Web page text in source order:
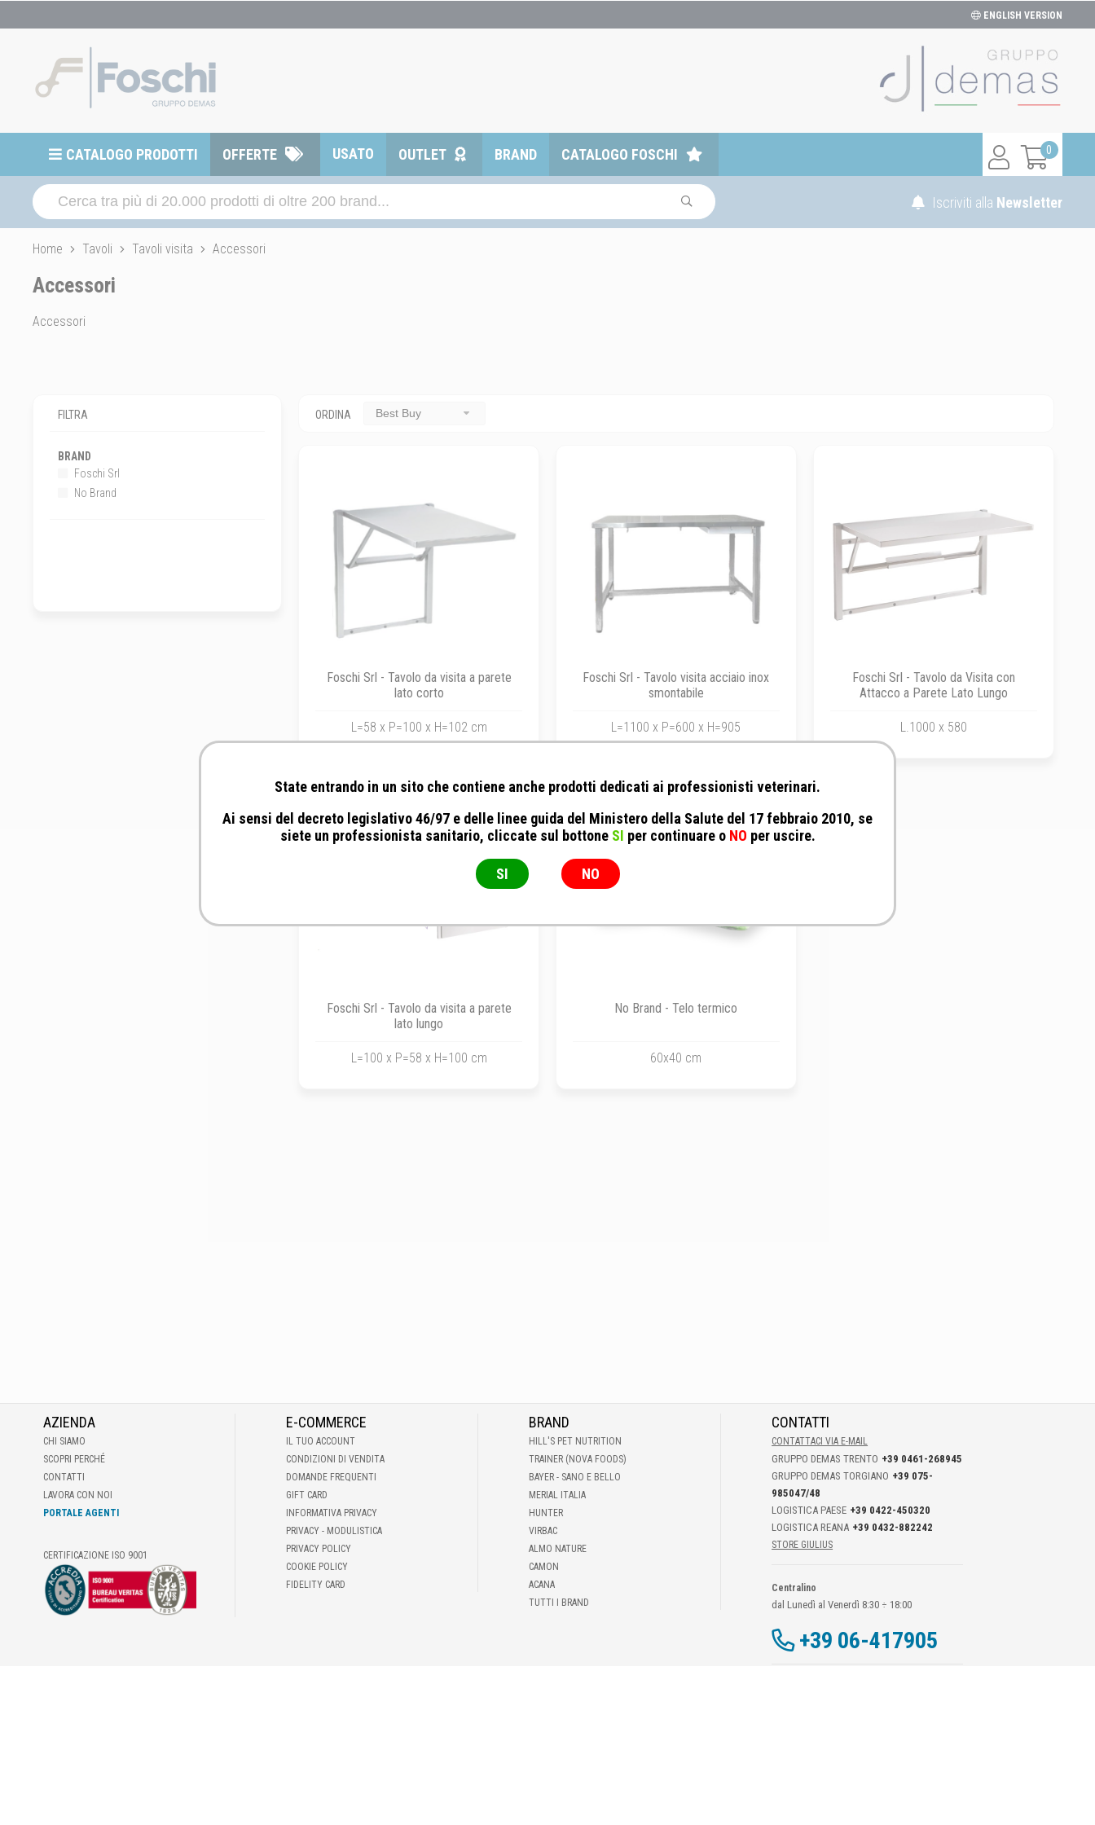
ENGLISH VERSION
0
CATALOGO PRODOTTI OFFERTE USATO OUTLET BRAND CATALOGO FOSCHI
Iscriviti alla Newsletter
Home Tavoli Tavoli visita Accessori
Accessori
Accessori
FILTRA
BRAND
Foschi Srl
No Brand
ORDINA Best Buy
Foschi Srl - Tavolo da visita a parete
lato corto
L=58 x P=100 x H=102 cm
Foschi Srl - Tavolo visita acciaio inox
smontabile
L=1100 x P=600 x H=905
Foschi Srl - Tavolo da Visita con
Attacco a Parete Lato Lungo
L.1000 x 580
Foschi Srl - Tavolo da visita a parete
lato lungo
L=100 x P=58 x H=100 cm
No Brand - Telo termico
60x40 cm
AZIENDA
CHI SIAMO
SCOPRI PERCHÉ
CONTATTI
LAVORA CON NOI
PORTALE AGENTI
CERTIFICAZIONE ISO 9001
E-COMMERCE
IL TUO ACCOUNT
CONDIZIONI DI VENDITA
DOMANDE FREQUENTI
GIFT CARD
INFORMATIVA PRIVACY
PRIVACY - MODULISTICA
PRIVACY POLICY
COOKIE POLICY
FIDELITY CARD
BRAND
HILL'S PET NUTRITION
TRAINER (NOVA FOODS)
BAYER - SANO E BELLO
MERIAL ITALIA
HUNTER
VIRBAC
ALMO NATURE
CAMON
ACANA
TUTTI I BRAND
CONTATTI
CONTATTACI VIA E-MAIL
GRUPPO DEMAS TRENTO +39 0461-268945
GRUPPO DEMAS TORGIANO +39 075-
985047/48
LOGISTICA PAESE +39 0422-450320
LOGISTICA REANA +39 0432-882242
STORE GIULIUS
Centralino
dal Lunedì al Venerdì 8:30 ÷ 18:00
+39 06-417905
State entrando in un sito che contiene anche prodotti dedicati ai professionisti veterinari.
Ai sensi del decreto legislativo 46/97 e delle linee guida del Ministero della Salute del 17 febbraio 2010, se
siete un professionista sanitario, cliccate sul bottone SI per continuare o NO per uscire.
SI NO